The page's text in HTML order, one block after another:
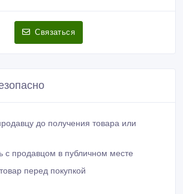
Связаться
до получения товара или
с продавцом в публичном месте
перед покупкой